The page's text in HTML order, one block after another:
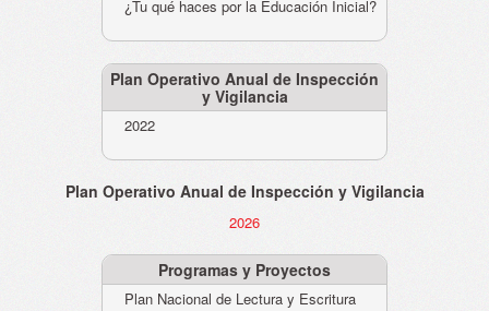
¿Tu qué haces por la Educación Inicial?
Plan Operativo Anual de Inspección
y Vigilancia
2022
Plan Operativo Anual de Inspección y Vigilancia
2026
Programas y Proyectos
Plan Nacional de Lectura y Escritura